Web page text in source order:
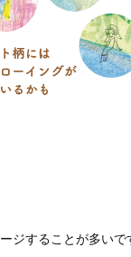
ジすることが多いで